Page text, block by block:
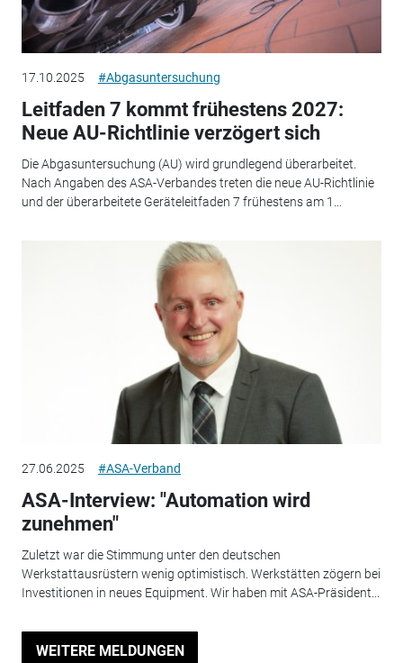
17.10.2025 #Abgasuntersuchung
Leitfaden 7 kommt frühestens 2027:
Neue AU-Richtlinie verzögert sich
Die Abgasuntersuchung (AU) wird grundlegend überarbeitet.
Nach Angaben des ASA-Verbandes treten die neue AU-Richtlinie
und der überarbeitete Geräteleitfaden 7 frühestens am 1...
27.06.2025 #ASA-Verband
ASA-Interview: "Automation wird
zunehmen"
Zuletzt war die Stimmung unter den deutschen
Werkstattausrüstern wenig optimistisch. Werkstätten zögern bei
Investitionen in neues Equipment. Wir haben mit ASA-Präsident...
WEITERE MELDUNGEN